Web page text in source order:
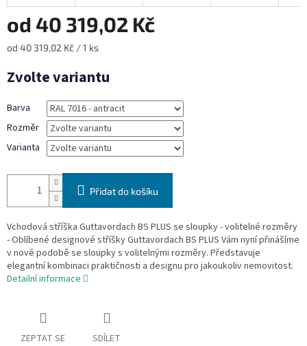
od 40 319,02 Kč
Měrná
od 40 319,02 Kč / 1 ks
Zvolte variantu
Barva
Rozměr
Varianta
Přidat do košíku
Vchodová stříška Guttavordach BS PLUS se sloupky - volitelné rozměry
- Oblíbené designové stříšky Guttavordach BS PLUS Vám nyní přinášíme
v nové podobě se sloupky s volitelnými rozměry. Představuje
elegantní kombinaci praktičnosti a designu pro jakoukoliv nemovitost.
Detailní informace
ZEPTAT SE SDÍLET